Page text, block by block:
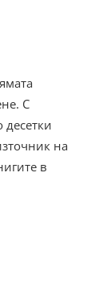
С
на
в